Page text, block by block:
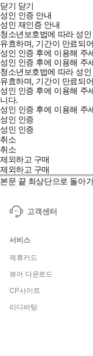
닫기 닫기
성인 인증 안내
성인 재인증 안내
청소년보호법에 따라 성
유효하며, 기간이 만료되
성인 인증 후에 이용해 주
성인 인증 후에 이용해 주
청소년보호법에 따라 성
유효하며, 기간이 만료되
성인 인증 후에 이용해 주
니다.
성인 인증 후에 이용해 주
성인 인증
성인 인증
취소
취소
제외하고 구매
제외하고 구매
본문 끝 최상단으로 돌아
고객센터
서비스
제휴카드
뷰어 다운로드
CP사이트
리디바탕